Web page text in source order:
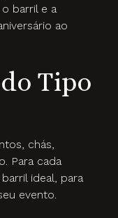
barril e a
ao
Tipo
chás,
Para cada
ideal, para
evento.